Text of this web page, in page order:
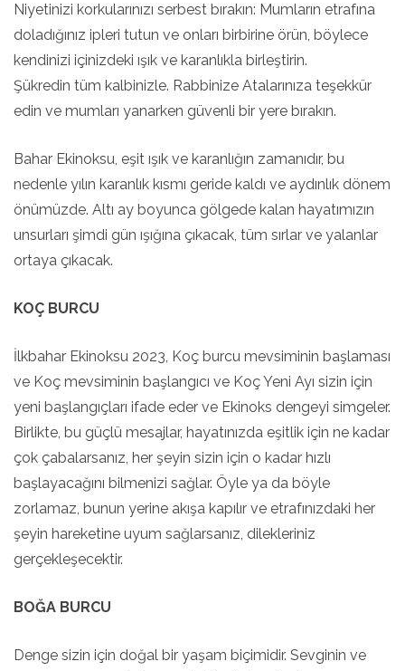
Niyetinizi korkularınızı serbest bırakın: Mumların etrafına
doladığınız ipleri tutun ve onları birbirine örün, böylece
kendinizi içinizdeki ışık ve karanlıkla birleştirin.
Şükredin tüm kalbinizle. Rabbinize Atalarınıza teşekkür
edin ve mumları yanarken güvenli bir yere bırakın.
Bahar Ekinoksu, eşit ışık ve karanlığın zamanıdır, bu
nedenle yılın karanlık kısmı geride kaldı ve aydınlık dönem
önümüzde. Altı ay boyunca gölgede kalan hayatımızın
unsurları şimdi gün ışığına çıkacak, tüm sırlar ve yalanlar
ortaya çıkacak.
KOÇ BURCU
İlkbahar Ekinoksu 2023, Koç burcu mevsiminin başlaması
ve Koç mevsiminin başlangıcı ve Koç Yeni Ayı sizin için
yeni başlangıçları ifade eder ve Ekinoks dengeyi simgeler.
Birlikte, bu güçlü mesajlar, hayatınızda eşitlik için ne kadar
çok çabalarsanız, her şeyin sizin için o kadar hızlı
başlayacağını bilmenizi sağlar. Öyle ya da böyle
zorlamaz, bunun yerine akışa kapılır ve etrafınızdaki her
şeyin hareketine uyum sağlarsanız, dilekleriniz
gerçekleşecektir.
BOĞA BURCU
Denge sizin için doğal bir yaşam biçimidir. Sevginin ve